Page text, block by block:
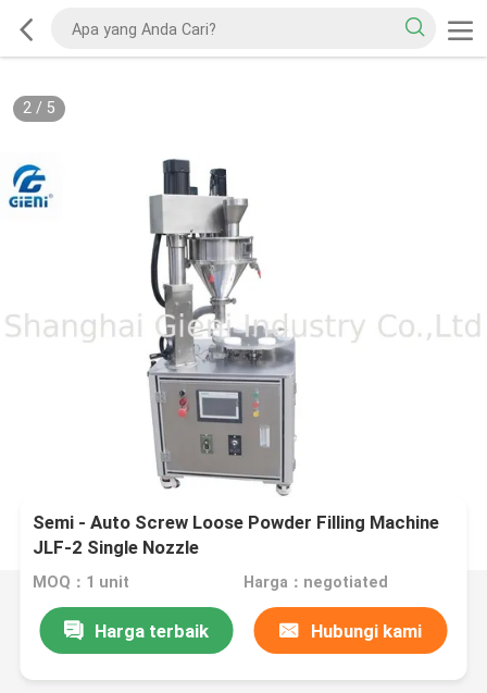
2/ 5
Semi - Auto Screw Loose Powder Filling Machine
JLF-2 Single Nozzle
MOQ：1 unit Harga：negotiated
Harga terbaik Hubungi kami